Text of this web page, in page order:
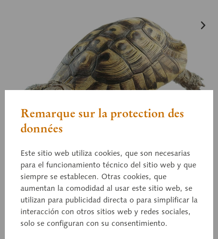
ZoS 1025/1
Tortuga mediterránea
oriental
Remarque sur la protection des
données
Este sitio web utiliza cookies, que son necesarias
para el funcionamiento técnico del sitio web y que
siempre se establecen. Otras cookies, que
aumentan la comodidad al usar este sitio web, se
utilizan para publicidad directa o para simplificar la
interacción con otros sitios web y redes sociales,
solo se configuran con su consentimiento.